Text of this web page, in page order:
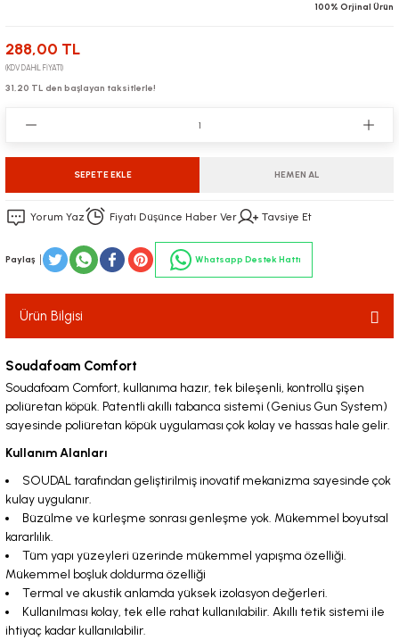
100% Orjinal Ürün
288,00 TL
(KDV DAHİL FİYATI)
31,20 TL den başlayan taksitlerle!
SEPETE EKLE HEMEN AL
Yorum Yaz Fiyatı Düşünce Haber Ver Tavsiye Et
Paylaş Whatsapp Destek Hattı
Ürün Bilgisi
Soudafoam Comfort
Soudafoam Comfort, kullanıma hazır, tek bileşenli, kontrollü şişen
poliüretan köpük. Patentli akıllı tabanca sistemi (Genius Gun System)
sayesinde poliüretan köpük uygulaması çok kolay ve hassas hale gelir.
Kullanım Alanları
SOUDAL tarafından geliştirilmiş inovatif mekanizma sayesinde çok
kulay uygulanır.
Büzülme ve kürleşme sonrası genleşme yok. Mükemmel boyutsal
kararlılık.
Tüm yapı yüzeyleri üzerinde mükemmel yapışma özelliği.
Mükemmel boşluk doldurma özelliği
Termal ve akustik anlamda yüksek izolasyon değerleri.
Kullanılması kolay, tek elle rahat kullanılabilir. Akıllı tetik sistemi ile
ihtiyaç kadar kullanılabilir.